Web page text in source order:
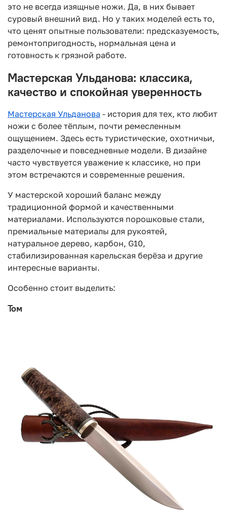
это не всегда изящные ножи. Да, в них бывает
суровый внешний вид. Но у таких моделей есть то,
что ценят опытные пользователи: предсказуемость,
ремонтопригодность, нормальная цена и
готовность к грязной работе.
Мастерская Ульданова: классика,
качество и спокойная уверенность
Мастерская Ульданова - история для тех, кто любит
ножи с более тёплым, почти ремесленным
ощущением. Здесь есть туристические, охотничьи,
разделочные и повседневные модели. В дизайне
часто чувствуется уважение к классике, но при
этом встречаются и современные решения.
У мастерской хороший баланс между
традиционной формой и качественными
материалами. Используются порошковые стали,
премиальные материалы для рукоятей,
натуральное дерево, карбон, G10,
стабилизированная карельская берёза и другие
интересные варианты.
Особенно стоит выделить:
Том